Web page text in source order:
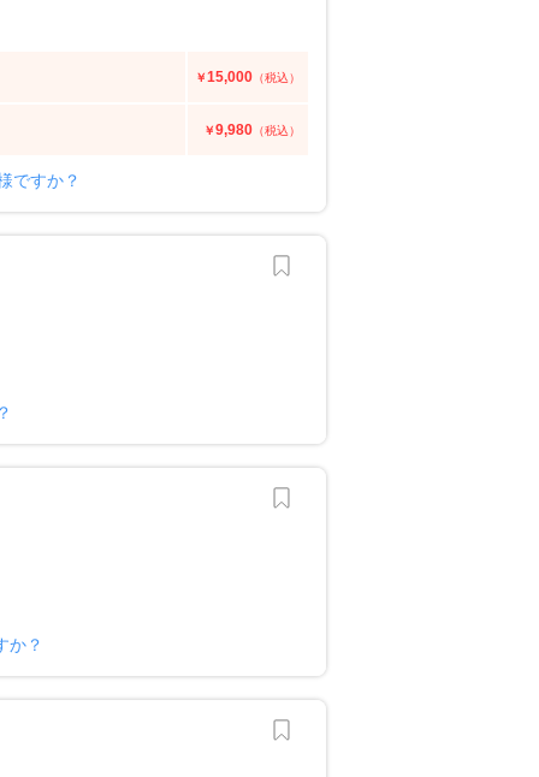
￥15,000 （税込）
￥9,980 （税込）
ですか？
か？